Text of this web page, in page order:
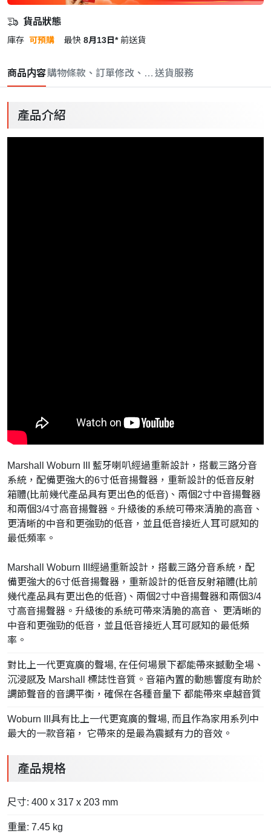
貨品狀態
庫存 可預購 最快 8月13日* 前送貨
商品内容購物條款、訂單修改、取消與退款政策
送貨服務
產品介紹
Marshall Woburn III 藍牙喇叭經過重新設計，搭載三路分音
系統，配備更強大的6寸低音揚聲器，重新設計的低音反射
箱體(比前幾代產品具有更出色的低音)、兩個2寸中音揚聲器
和兩個3/4寸高音揚聲器。升級後的系統可帶來清脆的高音、
更清晰的中音和更強勁的低音，並且低音接近人耳可感知的
最低頻率。
Marshall Woburn III經過重新設計，搭載三路分音系統，配
備更強大的6寸低音揚聲器，重新設計的低音反射箱體(比前
幾代產品具有更出色的低音)、兩個2寸中音揚聲器和兩個3/4
寸高音揚聲器。升級後的系統可帶來清脆的高音、 更清晰的
中音和更強勁的低音，並且低音接近人耳可感知的最低頻
率。
對比上一代更寬廣的聲場, 在任何場景下都能帶來撼動全場、
沉浸感及 Marshall 標誌性音質。音箱內置的動態響度有助於
調節聲音的音調平衡，確保在各種音量下 都能帶來卓越音質
Woburn III具有比上一代更寬廣的聲場, 而且作為家用系列中
最大的一款音箱， 它帶來的是最為震撼有力的音效。
產品規格
尺寸: 400 x 317 x 203 mm
重量: 7.45 kg